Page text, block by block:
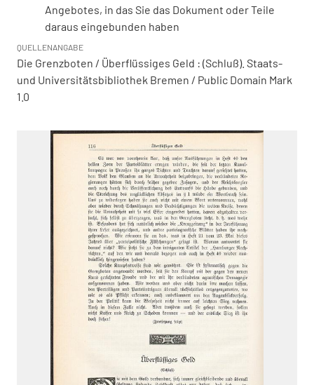
Angebotes, in das Sie das Dokument oder Teile
daraus eingebunden haben
QUELLENANGABE
Die Grenzboten / Überflüssiges Geld : (Schluß). Staats-
und Universitätsbibliothek Bremen / Public Domain Mark
1.0